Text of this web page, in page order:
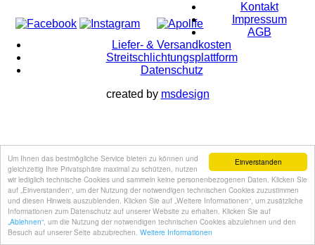
Einverstanden
Um Ihnen das bestmögliche Service bieten zu können und
gleichzeitig Ihre Privatsphäre maximal zu schützen, nutzen
wir lediglich technische Cookies und sammeln keine personenbezogenen Daten. Klicken Sie
auf „Einverstanden“, um der Nutzung der notwendigen technischen Cookies zuzustimmen
und diesen Hinweis auszublenden. Klicken Sie auf „Weitere Informationen“, um zusätzliche
Informationen zum Datenschutz auf unserer Website zu erhalten. Klicken Sie auf
„Ablehnen“, um die Nutzung der notwendigen technischen Cookies abzulehnen und den
Besuch auf unserer Seite abzubrechen. Weitere Informationen
Kontakt
Impressum
AGB
Liefer- & Versandkosten
Streitschlichtungsplattform
Datenschutz
created by msdesign